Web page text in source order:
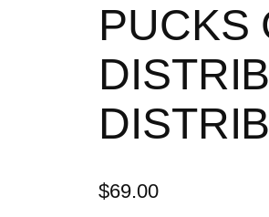
PUCKS
$69.00